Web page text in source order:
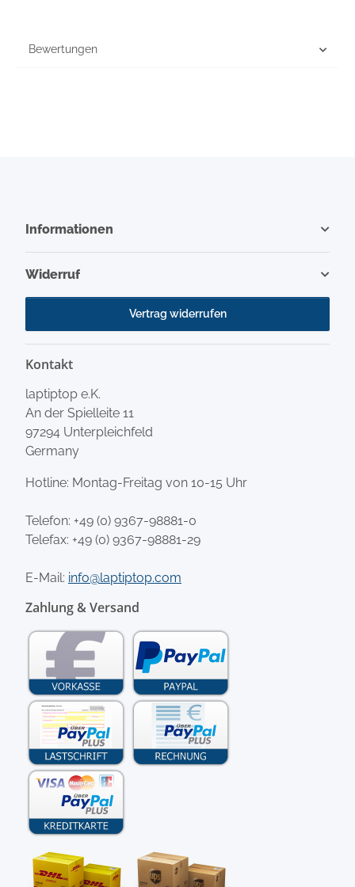
Bewertungen
Informationen
Widerruf
Vertrag widerrufen
Kontakt
laptiptop e.K.
An der Spielleite 11
97294 Unterpleichfeld
Germany
Hotline: Montag-Freitag von 10-15 Uhr
Telefon: +49 (0) 9367-98881-0
Telefax: +49 (0) 9367-98881-29
E-Mail: info@laptiptop.com
Zahlung & Versand